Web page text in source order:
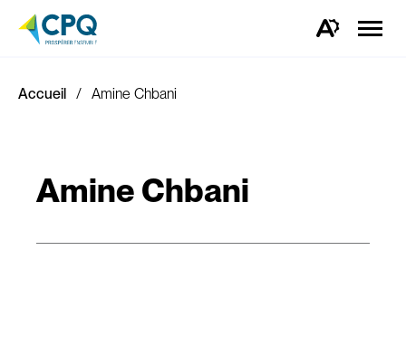
Ouvrez
la
Accueil Amine Chbani
Amine Chbani